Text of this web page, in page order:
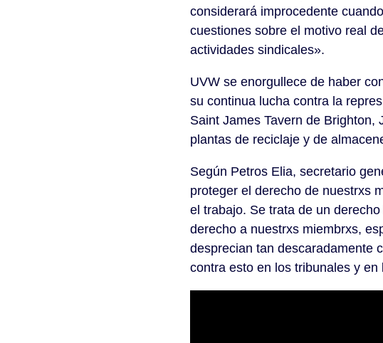
considerará improcedente
cuestiones sobre el motivo real
actividades sindicales».
UVW se enorgullece de haber
su continua lucha contra la
Saint James Tavern de
plantas de reciclaje y de
Según Petros Elia, secretario
proteger el derecho de nuestrxs
el trabajo. Se trata de un
derecho a nuestrxs miembrxs,
desprecian tan descaradamente
contra esto en los tribunales y